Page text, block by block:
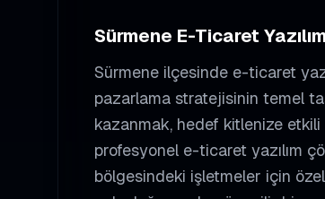
Sürmene E-Ticaret
Sürmene ilçesinde e-ticaret
pazarlama stratejisinin temel
kazanmak, hedef kitlenize
profesyonel e-ticaret yazılım
bölgesindeki işletmeler için